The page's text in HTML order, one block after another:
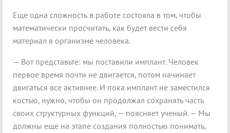
Еще одна сложность в работе состояла в том, чтобы
математически просчитать, как будет вести себя
материал в организме человека.
— Вот представьте: мы поставили имплант. Человек
первое время почти не двигается, потом начинает
двигаться все активнее. И пока имплант не заместился
костью, нужно, чтобы он продолжал сохранять часть
своих структурных функций, — поясняет ученый. — Мы
должны еще на этапе создания полностью понимать,